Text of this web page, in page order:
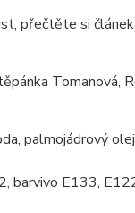
přečtěte si
Tomanová,
palmojádrový
barvivo E133,